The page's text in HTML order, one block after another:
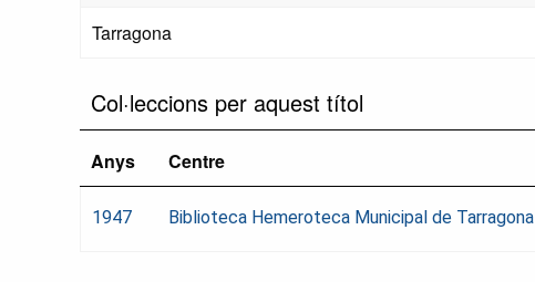
Tarragona
Col·leccions per aquest títol
Anys Centre
1947 Biblioteca Hemeroteca Municipal de Tarragona